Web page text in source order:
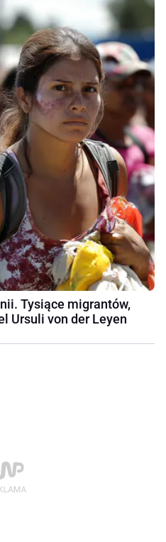
Tysiące migrantów,
Ursuli von der Leyen